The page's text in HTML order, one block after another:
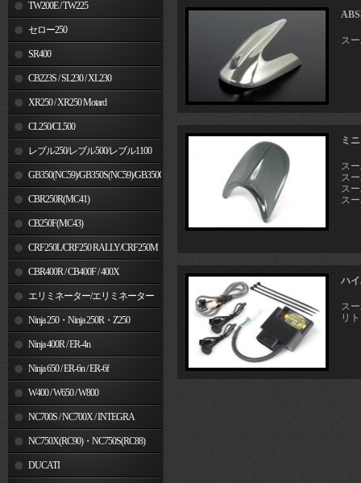
TW200E / TW225
セロー250
SR400
CB223S / SL230 / XL230
XR250 / XR250 Motard
CL250/CL500
レブル250/レブル500/レブル1100
GB350(NC59)/GB350S(NC59)/GB350C(NC64)
CBR250R(MC41)
CB250F(MC43)
CRF250L/CRF250 RALLY/CRF250M
CBR400R / CB400F / 400X
エリミネーター/エリミネーター
SE Ninja 250・Ninja 250R・Z250
Ninja 400R / ER-4n
Ninja 650 / ER-6n / ER-6f
W400 / W650 / W800
NC700S / NC700X / INTEGRA
NC750X(RC90)・NC750S(RC88)
DUCATI
ス
ミ
ス
ス
ス
ス
ハ
ス
リ